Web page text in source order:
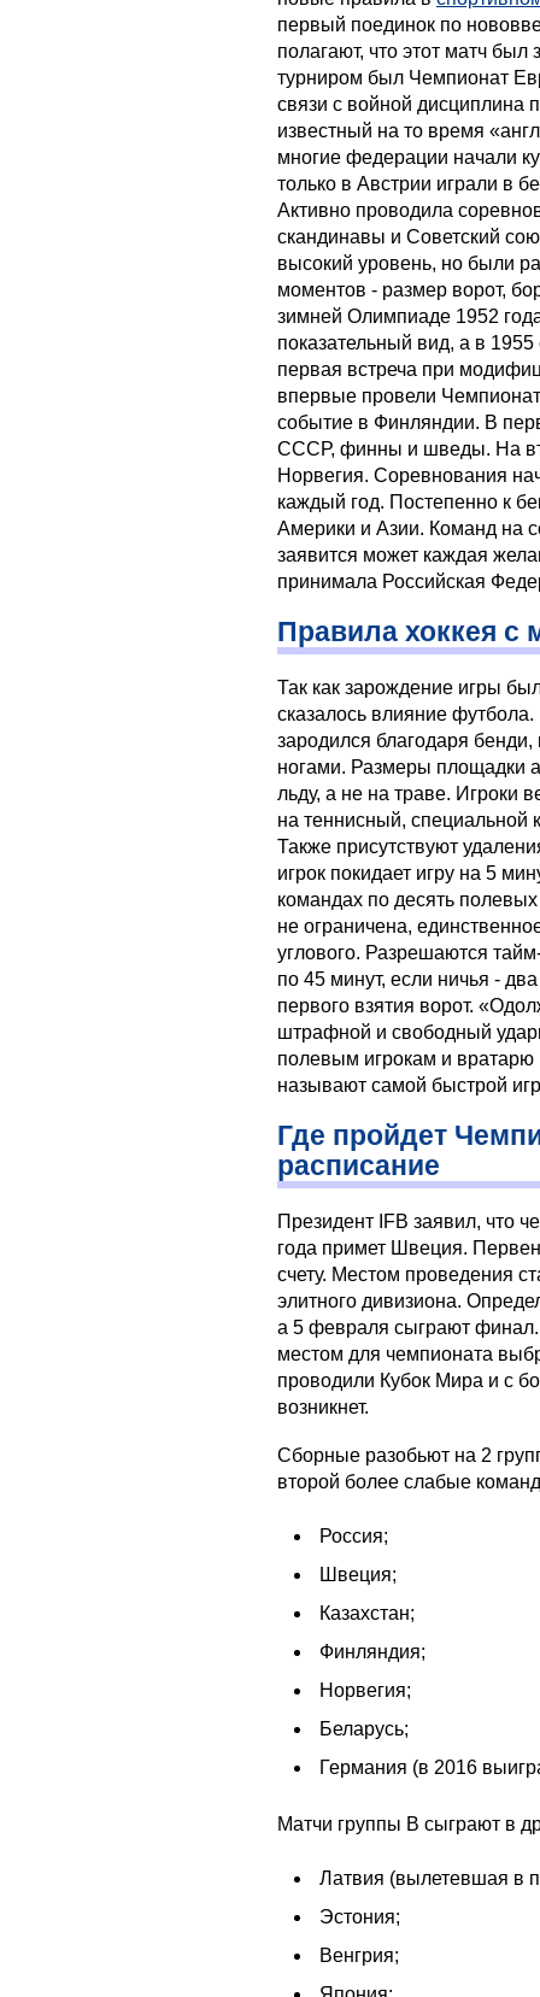
первый поединок по
полагают, что этот матч
турниром был Чемпионат
связи с войной дисциплина
известный на то время
многие федерации начали
только в Австрии играли в
Активно проводила
скандинавы и Советский
высокий уровень, но были
моментов - размер ворот,
зимней Олимпиаде 1952
показательный вид, а в
первая встреча при
впервые провели
событие в Финляндии. В
СССР, финны и шведы. На
Норвегия. Соревнования
каждый год. Постепенно к
Америки и Азии. Команд на
заявится может каждая
принимала Российская
Правила хоккея с
Так как зарождение игры
сказалось влияние футбола.
зародился благодаря бенди,
ногами. Размеры площадки
льду, а не на траве. Игроки
на теннисный, специальной
Также присутствуют
игрок покидает игру на 5
командах по десять
не ограничена,
углового. Разрешаются
по 45 минут, если ничья -
первого взятия ворот.
штрафной и свободный
полевым игрокам и
называют самой быстрой
Где пройдет
расписание
Президент IFB заявил, что
года примет Швеция.
счету. Местом проведения
элитного дивизиона.
а 5 февраля сыграют
местом для чемпионата
проводили Кубок Мира и с
возникнет.
Сборные разобьют на 2
второй более слабые
Россия;
Швеция;
Казахстан;
Финляндия;
Норвегия;
Беларусь;
Германия (в 2016
Матчи группы B сыграют в
Латвия (вылетевшая в
Эстония;
Венгрия;